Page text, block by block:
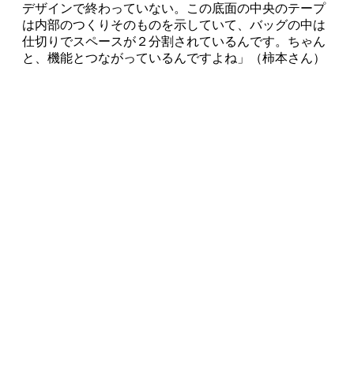
デザインで終わっていない。この底面の中央のテープ
は内部のつくりそのものを示していて、バッグの中は
仕切りでスペースが２分割されているんです。ちゃん
と、機能とつながっているんですよね」（柿本さん）